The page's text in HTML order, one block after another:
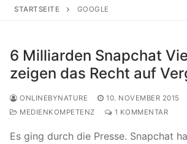
STARTSEITE GOOGLE
6 Milliarden Snapchat
zeigen das Recht auf
ONLINEBYNATURE
10. NOVEMBER 2015
MEDIENKOMPETENZ
1 KOMMENTAR
Es ging durch die Presse. Snapchat